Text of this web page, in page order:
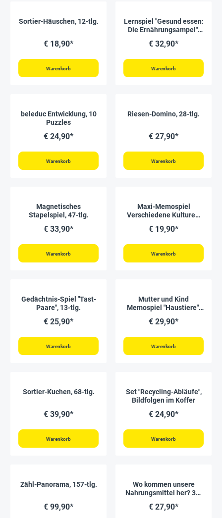
Sortier-Häuschen, 12-tlg.
€ 18,90*
Warenkorb
Lernspiel "Gesund essen:
Die Ernährungsampel",
€ 32,90*
Warenkorb
beleduc Entwicklung, 10
Puzzles
€ 24,90*
Warenkorb
Riesen-Domino, 28-tlg.
€ 27,90*
Warenkorb
Magnetisches
Stapelspiel, 47-tlg.
€ 33,90*
Warenkorb
Maxi-Memospiel
Verschiedene Kulturen,
€ 19,90*
Warenkorb
Gedächtnis-Spiel "Tast-
Paare", 13-tlg.
€ 25,90*
Warenkorb
Mutter und Kind
Memospiel "Haustiere",
€ 29,90*
Warenkorb
Sortier-Kuchen, 68-tlg.
€ 39,90*
Warenkorb
Set "Recycling-Abläufe",
Bildfolgen im Koffer
€ 24,90*
Warenkorb
Zähl-Panorama, 157-tlg.
€ 99,90*
Wo kommen unsere
Nahrungsmittel her? 36-
€ 27,90*